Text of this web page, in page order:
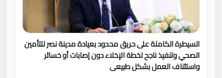
السيطرة الكاملة على حريق محدود بعيادة مدينة نصر للتأمين
الصحي وتنفيذ ناجح لخطة الإخلاء دون إصابات أو خسائر
واستئناف العمل بشكل طبيعى